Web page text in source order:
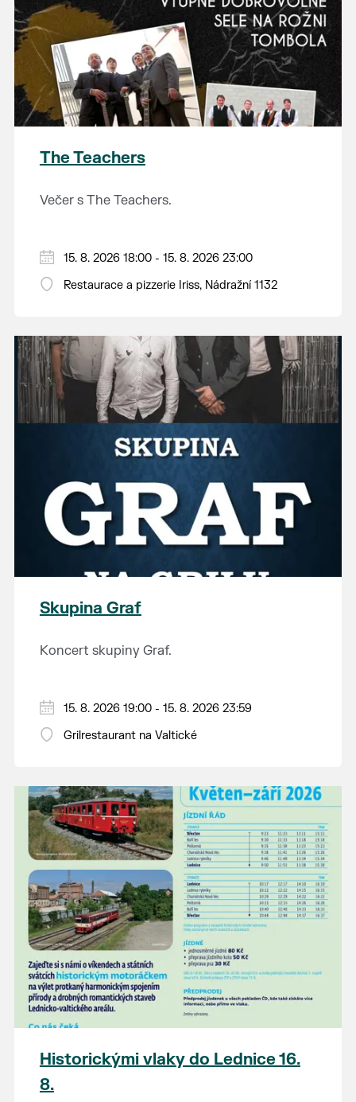
The Teachers
Večer s The Teachers.
15. 8. 2026 18:00 - 15. 8. 2026 23:00
Restaurace a pizzerie Iriss, Nádražní 1132
Skupina Graf
Koncert skupiny Graf.
15. 8. 2026 19:00 - 15. 8. 2026 23:59
Grilrestaurant na Valtické
Historickými vlaky do Lednice 16.
8.